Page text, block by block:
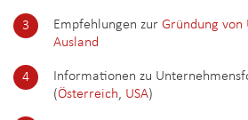
Empfehlungen zur Gründung
Ausland
Informationen zu
(Österreich, USA)